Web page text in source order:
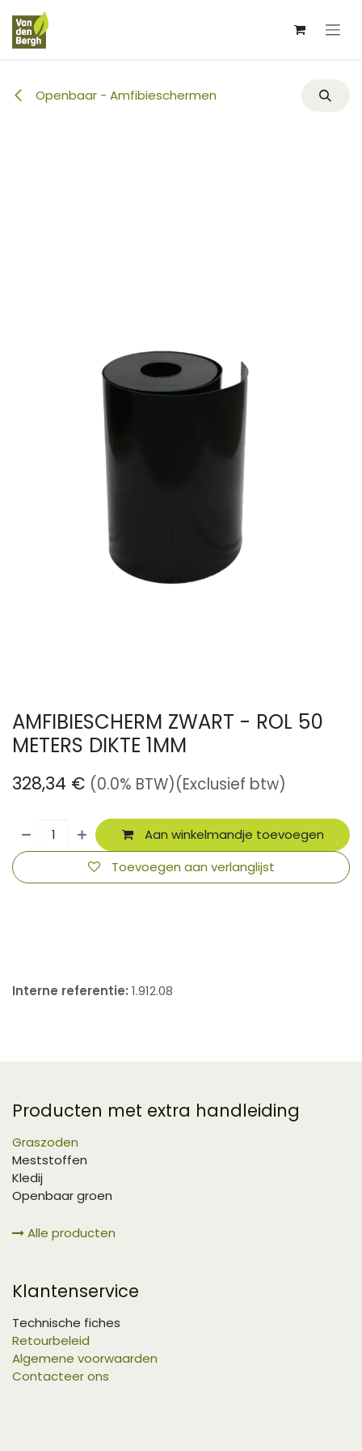
Overslaan naar inhoud
Openbaar - Amfibieschermen
AMFIBIESCHERM ZWART - ROL 50
METERS DIKTE 1MM
328,34 € (0.0% BTW)(Exclusief btw)
Aan winkelmandje toevoegen
Toevoegen aan verlanglijst
Interne referentie: 1.912.08
Producten met extra handleiding
Graszoden
Meststoffen
Kledij
Openbaar groen
Alle producten
Klantenservice
Technische fiches
Retourbeleid
Algemene voorwaarden
Contacteer ons